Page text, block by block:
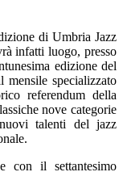
di Umbria Jazz
infatti luogo, presso
edizione del
mensile specializzato
referendum della
nove categorie
talenti del jazz
con il settantesimo